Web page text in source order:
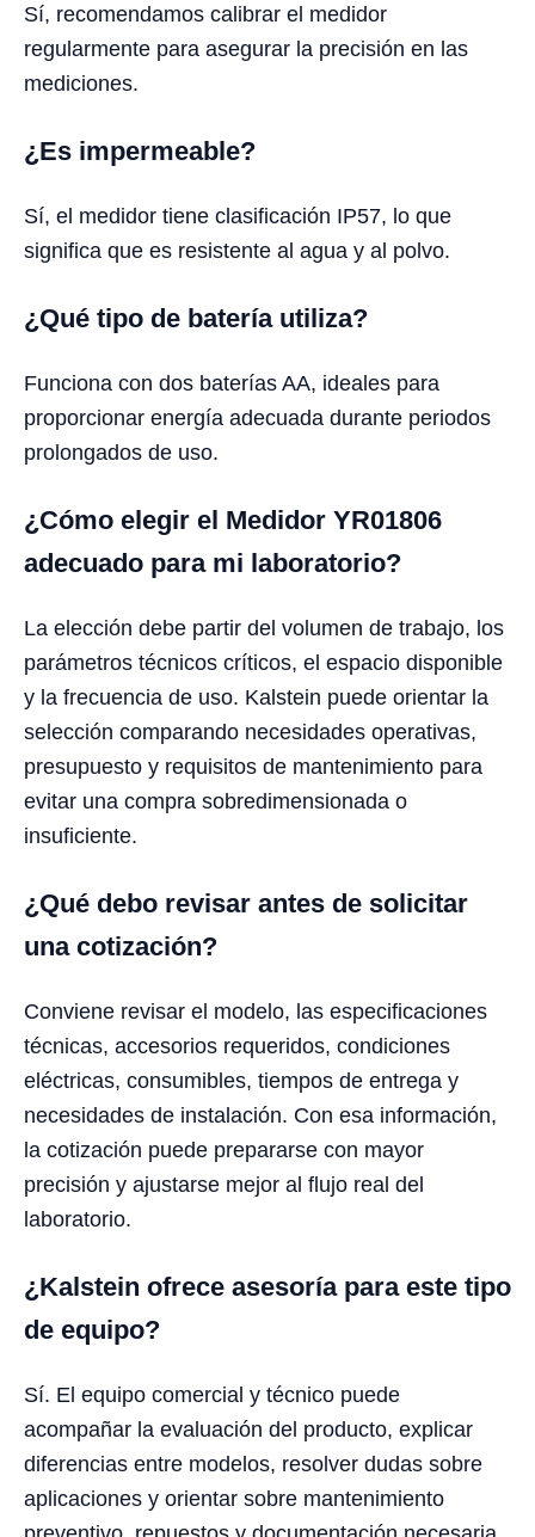
Sí, recomendamos calibrar el medidor
regularmente para asegurar la precisión en las
mediciones.
¿Es impermeable?
Sí, el medidor tiene clasificación IP57, lo que
significa que es resistente al agua y al polvo.
¿Qué tipo de batería utiliza?
Funciona con dos baterías AA, ideales para
proporcionar energía adecuada durante periodos
prolongados de uso.
¿Cómo elegir el Medidor YR01806
adecuado para mi laboratorio?
La elección debe partir del volumen de trabajo, los
parámetros técnicos críticos, el espacio disponible
y la frecuencia de uso. Kalstein puede orientar la
selección comparando necesidades operativas,
presupuesto y requisitos de mantenimiento para
evitar una compra sobredimensionada o
insuficiente.
¿Qué debo revisar antes de solicitar
una cotización?
Conviene revisar el modelo, las especificaciones
técnicas, accesorios requeridos, condiciones
eléctricas, consumibles, tiempos de entrega y
necesidades de instalación. Con esa información,
la cotización puede prepararse con mayor
precisión y ajustarse mejor al flujo real del
laboratorio.
¿Kalstein ofrece asesoría para este tipo
de equipo?
Sí. El equipo comercial y técnico puede
acompañar la evaluación del producto, explicar
diferencias entre modelos, resolver dudas sobre
aplicaciones y orientar sobre mantenimiento